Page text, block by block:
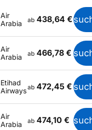
Air
Arabia
ab 438,64 €
Air
Arabia
ab 466,78 €
Etihad
Airwaysab 472,45 €
Air
Arabia
ab 474,10 €